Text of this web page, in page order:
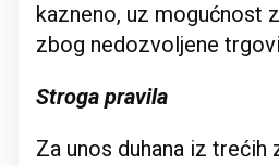
kazneno, uz mogućnost
zbog nedozvoljene
Stroga pravila
Za unos duhana iz trećih